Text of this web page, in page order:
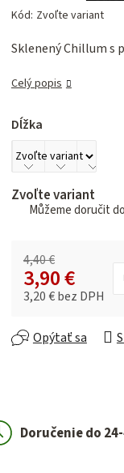
hodnotenie
je
z 5
Kód: Zvoľte variant
Sklenený Chillum s
Celý popis
Dĺžka
Zvoľte variant
4,40 €
3,90 €
3,20 € bez DPH
Opýtať sa
Doručenie do